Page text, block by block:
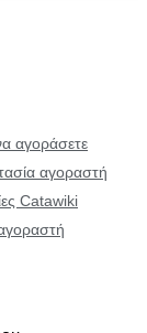
αγοράσετε
αγοραστή
Catawiki